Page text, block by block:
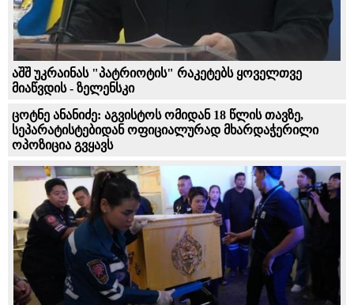
აშშ უკრაინას "პატრიოტის" რაკეტებს ყოველთვე
მიაწვდის - ზელენსკი
ცოტნე ანანიძე: აგვისტოს ომიდან 18 წლის თავზე,
სეპარატისტებიდან ოფიციალურად მხარდაჭერილი
ოპოზიცია გვყავს